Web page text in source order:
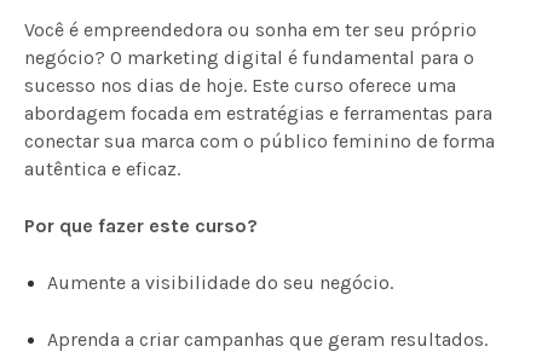
Você é empreendedora ou sonha em ter seu próprio
negócio? O marketing digital é fundamental para o
sucesso nos dias de hoje. Este curso oferece uma
abordagem focada em estratégias e ferramentas para
conectar sua marca com o público feminino de forma
autêntica e eficaz.
Por que fazer este curso?
Aumente a visibilidade do seu negócio.
Aprenda a criar campanhas que geram resultados.